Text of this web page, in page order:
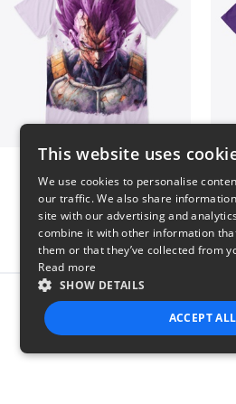
Report this
This website uses
We use cookies to personalise
our traffic. We also share
site with our advertising and
combine it with other information
them or that they’ve collected from
Read more
SHOW DETAILS
ACCEPT ALL
STRICTLY NECESSARY